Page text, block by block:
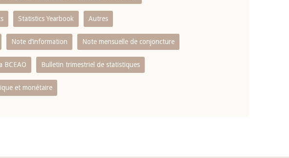
Statistics Yearbook Autres
Note d’information Note mensuelle de conjoncture
BCEAO Bulletin trimestriel de statistiques
et monétaire